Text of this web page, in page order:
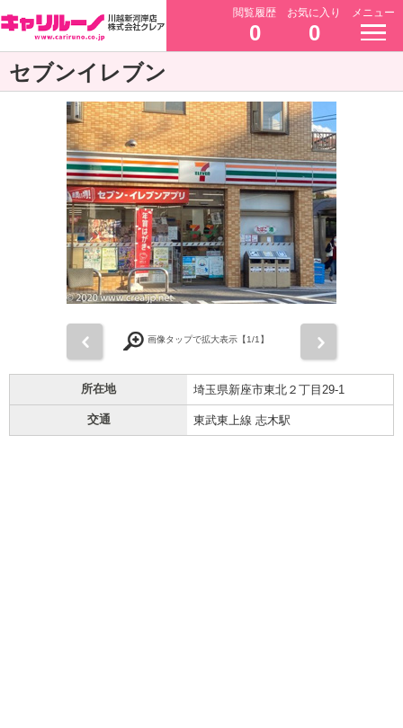
閲覧履歴
0
お気に入り
0
メニュー
セブンイレブン
画像タップで拡大表示【1/1】
所在地 埼玉県新座市東北２丁目29-1
交通 東武東上線 志木駅